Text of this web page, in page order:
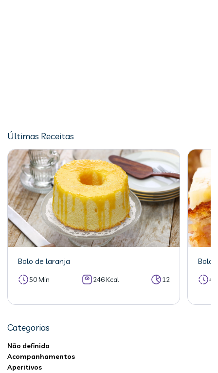
Últimas Receitas
Bolo de laranja
50 Min 246 Kcal 12
Bolo
Categorias
Não definida
Acompanhamentos
Aperitivos